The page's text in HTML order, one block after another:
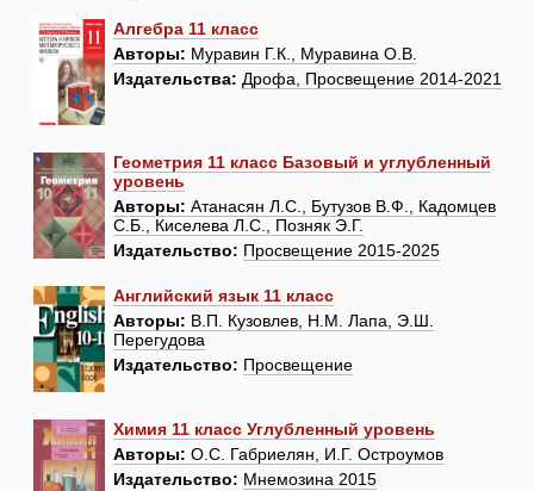
Алгебра 11 класс
Авторы: Муравин Г.К., Муравина О.В.
Издательства: Дрофа, Просвещение 2014-2021
Геометрия 11 класс Базовый и углубленный
уровень
Авторы: Атанасян Л.С., Бутузов В.Ф., Кадомцев
С.Б., Киселева Л.С., Позняк Э.Г.
Издательство: Просвещение 2015-2025
Английский язык 11 класс
Авторы: В.П. Кузовлев, Н.М. Лапа, Э.Ш.
Перегудова
Издательство: Просвещение
Химия 11 класс Углубленный уровень
Авторы: О.С. Габриелян, И.Г. Остроумов
Издательство: Мнемозина 2015